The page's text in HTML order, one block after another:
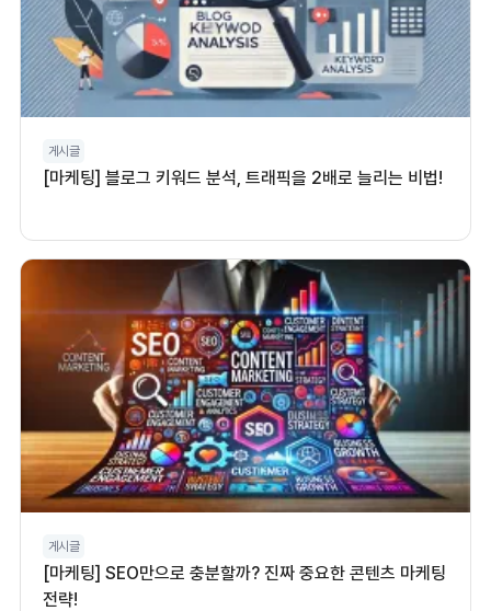
게시글
[마케팅] 블로그 키워드 분석, 트래픽을 2배로 늘리는 비법!
게시글
[마케팅] SEO만으로 충분할까? 진짜 중요한 콘텐츠 마케팅
전략!